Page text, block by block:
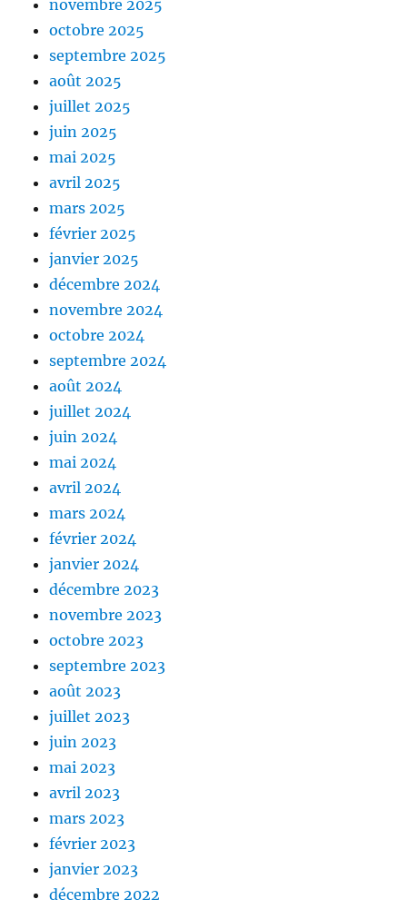
novembre 2025
octobre 2025
septembre 2025
août 2025
juillet 2025
juin 2025
mai 2025
avril 2025
mars 2025
février 2025
janvier 2025
décembre 2024
novembre 2024
octobre 2024
septembre 2024
août 2024
juillet 2024
juin 2024
mai 2024
avril 2024
mars 2024
février 2024
janvier 2024
décembre 2023
novembre 2023
octobre 2023
septembre 2023
août 2023
juillet 2023
juin 2023
mai 2023
avril 2023
mars 2023
février 2023
janvier 2023
décembre 2022